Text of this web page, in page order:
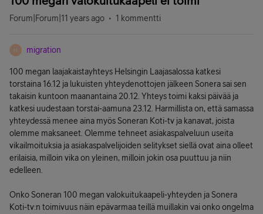
Forum|Forum|11 years ago 1 kommentti
M migration
100 megan laajakaistayhteys Helsingin Laajasalossa katkesi
torstaina 16.12 ja lukuisten yhteydenottojen jälkeen Sonera sai sen
takaisin kuntoon maanantaina 20.12. Yhteys toimi kaksi päivää ja
katkesi uudestaan torstai-aamuna 23.12. Harmillista on, että samassa
yhteydessä menee aina myös Soneran Koti-tv ja kanavat, joista
olemme maksaneet. Olemme tehneet asiakaspalveluun useita
vikailmoituksia ja asiakaspalvelijoiden selitykset siellä ovat aina olleet
erilaisia, milloin vika on yleinen, milloin jokin osa puuttuu ja niin
edelleen.
Onko Soneran 100 megan valokuitukaapeli-yhteyden ja Sonera
Koti-tv:n toimivuus näin epävarmaa teillä muillakin vai onko ongelma